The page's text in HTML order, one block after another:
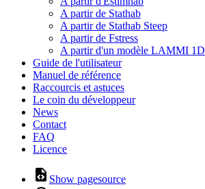
A partir de Stathab
A partir de Stathab Steep
A partir de Fstress
A partir d'un modèle LAMMI 1D
Guide de l'utilisateur
Manuel de référence
Raccourcis et astuces
Le coin du développeur
News
Contact
FAQ
Licence
Show pagesource